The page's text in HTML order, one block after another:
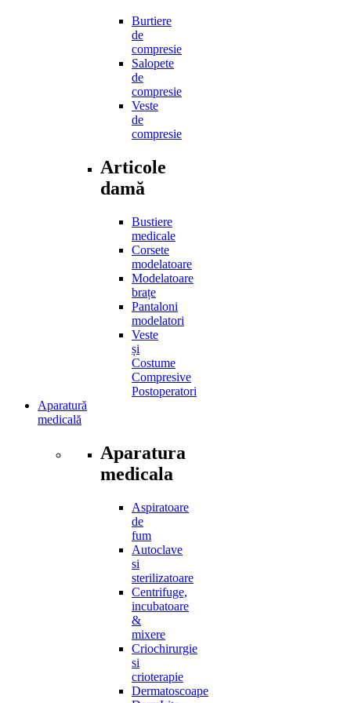
Burtiere
de
compresie
Salopete
de
compresie
Veste
de
compresie
Articole
damă
Bustiere
medicale
Corsete
modelatoare
Modelatoare
brațe
Pantaloni
modelatori
Veste
și
Costume
Compresive
Postoperatori
Aparatură
medicală
Aparatura
medicala
Aspiratoare
de
fum
Autoclave
si
sterilizatoare
Centrifuge,
incubatoare
&
mixere
Criochirurgie
si
crioterapie
Dermatoscoape